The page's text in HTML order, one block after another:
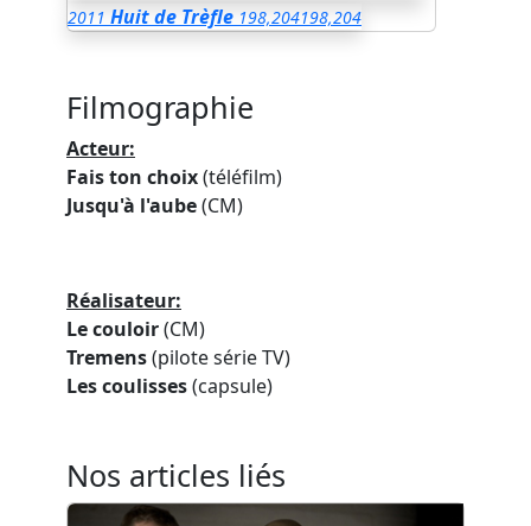
2011 Huit de Trèfle 198,204198,204
Filmographie
Acteur:
Fais ton choix(téléfilm)
Jusqu'à l'aube(CM)
Réalisateur:
Le couloir(CM)
Tremens(pilote série TV)
Les coulisses(capsule)
Nos articles liés